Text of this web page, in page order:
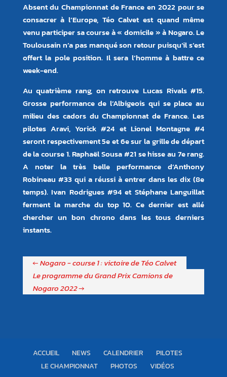
Absent du Championnat de France en 2022 pour se
consacrer à l’Europe, Téo Calvet est quand même
venu participer sa course à « domicile » à Nogaro. Le
Toulousain n’a pas manqué son retour puisqu’il s’est
offert la pole position. Il sera l’homme à battre ce
week-end.
Au quatrième rang, on retrouve Lucas Rivals #15.
Grosse performance de l’Albigeois qui se place au
milieu des cadors du Championnat de France. Les
pilotes Aravi, Yorick #24 et Lionel Montagne #4
seront respectivement 5e et 6e sur la grille de départ
de la course 1. Raphaël Sousa #21 se hisse au 7e rang.
A noter la très belle performance d’Anthony
Robineau #33 qui a réussi à entrer dans les dix (8e
temps). Ivan Rodrigues #94 et Stéphane Languillat
ferment la marche du top 10. Ce dernier est allé
chercher un bon chrono dans les tous derniers
instants.
←Nogaro - course 1 : victoire de Téo Calvet
Le programme du Grand Prix Camions de
Nogaro 2022→
ACCUEIL NEWS CALENDRIER
PILOTES
LE CHAMPIONNAT
PHOTOS
VIDÉOS